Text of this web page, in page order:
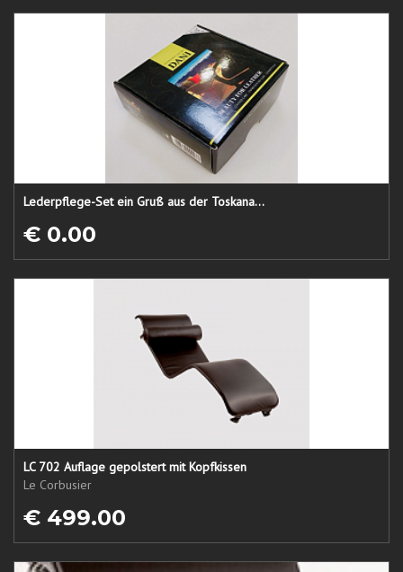
Lederpflege-Set ein Gruß aus der Toskana...
€ 0.00
LC 702 Auflage gepolstert mit Kopfkissen
Le Corbusier
€ 499.00